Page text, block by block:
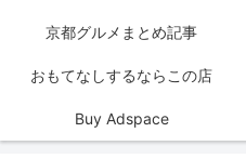
京都グルメまとめ記事
おもてなしするならこの店
Buy Adspace